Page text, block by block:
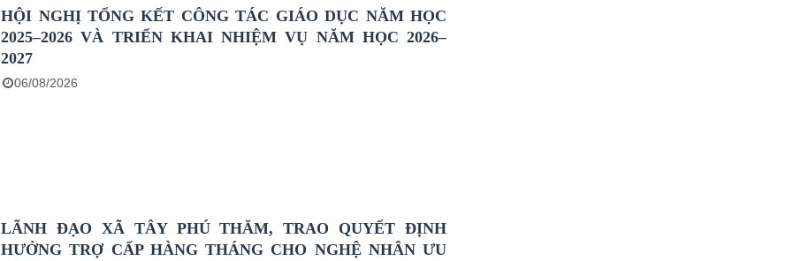
HỘI NGHỊ TỔNG KẾT CÔNG TÁC GIÁO DỤC NĂM HỌC
2025–2026 VÀ TRIỂN KHAI NHIỆM VỤ NĂM HỌC 2026–
2027
06/08/2026
LÃNH ĐẠO XÃ TÂY PHÚ THĂM, TRAO QUYẾT ĐỊNH
HƯỞNG TRỢ CẤP HÀNG THÁNG CHO NGHỆ NHÂN ƯU